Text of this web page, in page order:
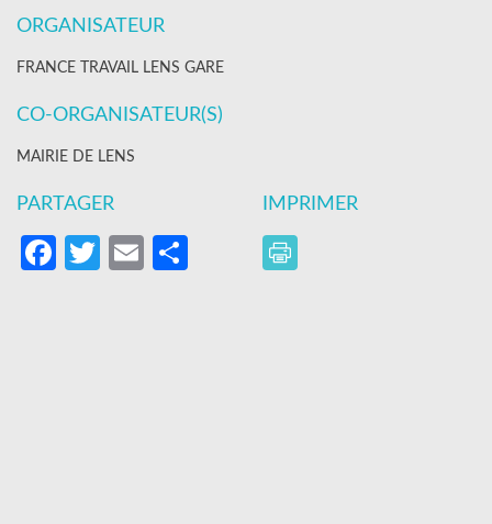
ORGANISATEUR
FRANCE TRAVAIL LENS GARE
CO-ORGANISATEUR(S)
MAIRIE DE LENS
PARTAGER
Facebook
Twitter
EmailPartager
IMPRIMER